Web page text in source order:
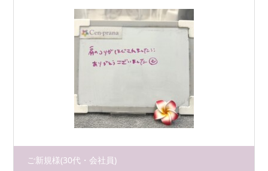
ご新規様(30代・会社員)